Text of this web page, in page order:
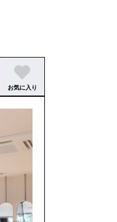
お気に入り